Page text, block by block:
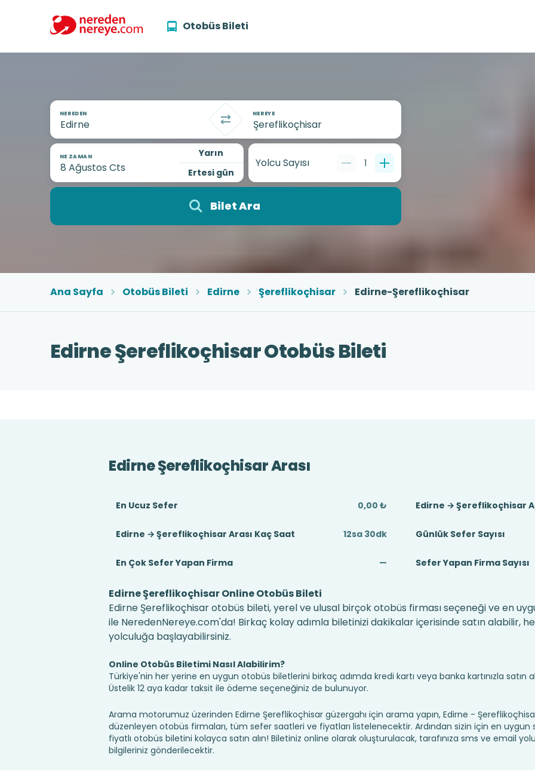
Otobüs Bileti
NEREDEN NEREYE
NE ZAMAN
Yarın
Ertesi gün
Yolcu Sayısı 1
Bilet Ara
Ana Sayfa Otobüs Bileti Edirne Şereflikoçhisar Edirne-Şereflikoçhisar
Edirne Şereflikoçhisar Otobüs Bileti
Edirne Şereflikoçhisar Arası
En Ucuz Sefer 0,00 ₺ Edirne → Şereflikoçhisar
Edirne → Şereflikoçhisar Arası Kaç Saat 12sa 30dk Günlük Sefer Sayısı
En Çok Sefer Yapan Firma — Sefer Yapan Firma Sayısı
Edirne Şereflikoçhisar Online Otobüs Bileti
Edirne Şereflikoçhisar otobüs bileti, yerel ve ulusal birçok otobüs firması seçeneği ve en
ile NeredenNereye.com'da! Birkaç kolay adımla biletinizi dakikalar içerisinde satın alabilir,
yolculuğa başlayabilirsiniz.
Online Otobüs Biletimi Nasıl Alabilirim?
Türkiye'nin her yerine en uygun otobüs biletlerini birkaç adımda kredi kartı veya banka kartınızla satın
Üstelik 12 aya kadar taksit ile ödeme seçeneğiniz de bulunuyor.
Arama motorumuz üzerinden Edirne Şereflikoçhisar güzergahı için arama yapın, Edirne -
düzenleyen otobüs firmaları, tüm sefer saatleri ve fiyatları listelenecektir. Ardından sizin için en uygun
fiyatlı otobüs biletini kolayca satın alın! Biletiniz online olarak oluşturulacak, tarafınıza sms ve email
bilgileriniz gönderilecektir.